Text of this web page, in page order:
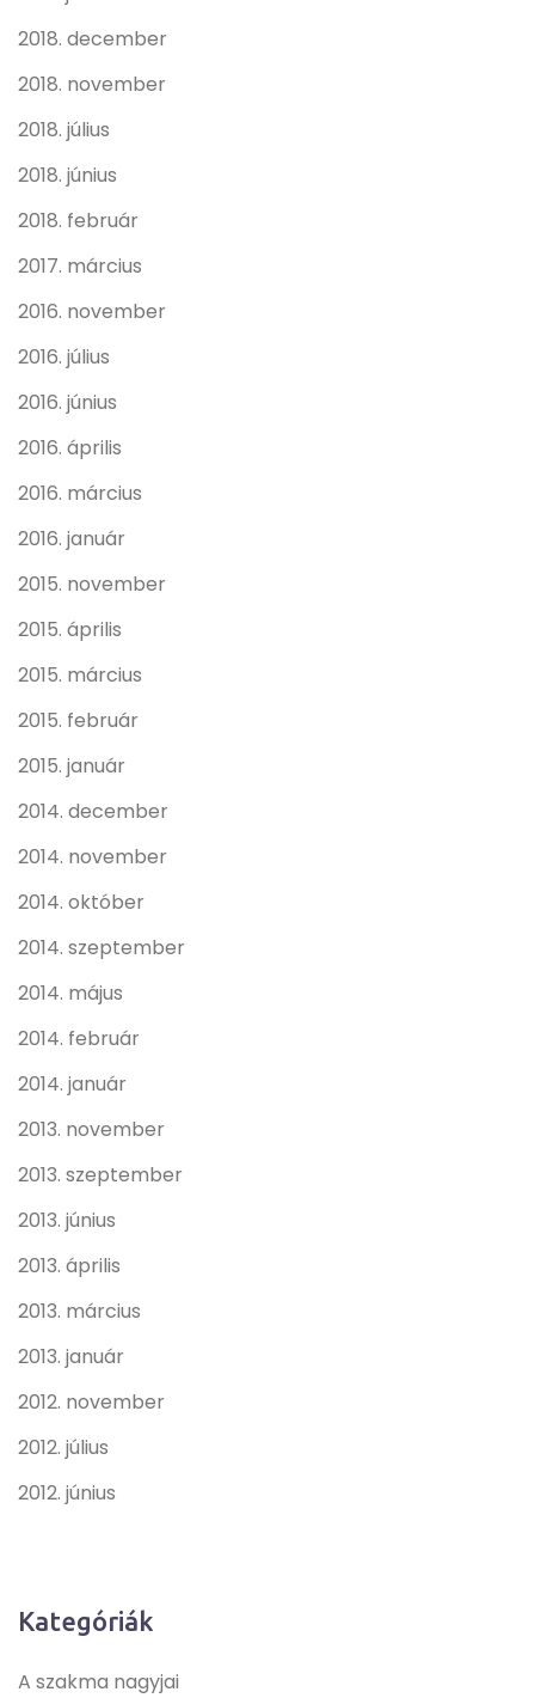
2018. december
2018. november
2018. július
2018. június
2018. február
2017. március
2016. november
2016. július
2016. június
2016. április
2016. március
2016. január
2015. november
2015. április
2015. március
2015. február
2015. január
2014. december
2014. november
2014. október
2014. szeptember
2014. május
2014. február
2014. január
2013. november
2013. szeptember
2013. június
2013. április
2013. március
2013. január
2012. november
2012. július
2012. június
Kategóriák
A szakma nagyjai